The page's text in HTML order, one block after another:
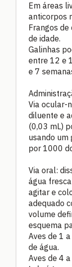
Em áreas
anticorpos
Frangos
de idade.
Galinhas
entre 12 e
e 7
Via ocular-
diluente e
(0,03 mL)
usando
por 1000
Via oral:
água
agitar e
adequado
volume
esquema
Aves de 1
de água.
Aves de 4